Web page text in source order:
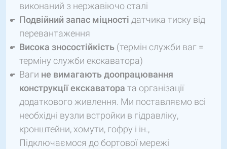
виконаний з нержавіючо сталі
Подвійний запас міцності датчика тиску від
перевантаження
Висока зносостійкість (термін служби ваг =
терміну служби екскаватора)
Ваги не вимагають доопрацювання
конструкції екскаватора та організації
додаткового живлення. Ми поставляємо всі
необхідні вузли встройки в гідравліку,
кронштейни, хомути, гофру і ін.,
Підключаємося до бортової мережі